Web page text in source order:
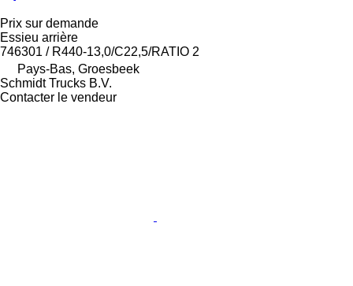
Prix sur demande
Essieu arrière
746301 / R440-13,0/C22,5/RATIO 2
Pays-Bas, Groesbeek
Schmidt Trucks B.V.
Contacter le vendeur